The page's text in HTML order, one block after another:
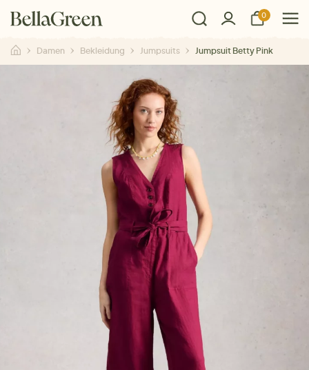
0
Damen Bekleidung Jumpsuits Jumpsuit Betty Pink